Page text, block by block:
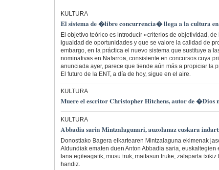
KULTURA
El sistema de �libre concurrencia� llega a la cultura
El objetivo teórico es introducir «criterios de objetividad,
igualdad de oportunidades y que se valore la calidad de
embargo, en la práctica el nuevo sistema que sustituye a
nominativas en Nafarroa, consistente en concursos cuya
anunciada ayer, parece que tiende aún más a propiciar la
El futuro de la ENT, a día de hoy, sigue en el aire.
KULTURA
Muere el escritor Christopher Hitchens, autor de �Dios
KULTURA
Abbadia saria Mintzalagunari, auzolanaz euskara
Donostiako Bagera elkartearen Mintzalaguna ekimenak
Aldundiak ematen duen Anton Abbadia saria, euskaltegien
lana egiteagatik, musu truk, maitasun truke, zalaparta
handiz.